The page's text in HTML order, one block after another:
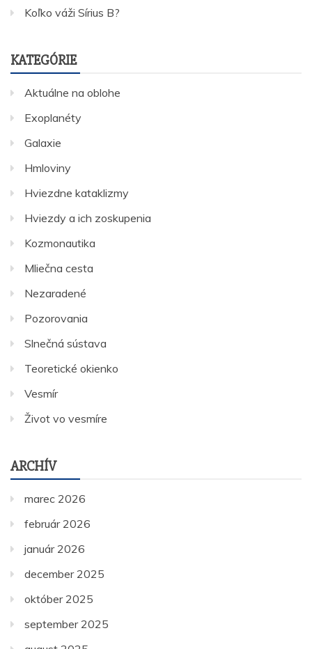
Koľko váži Sírius B?
KATEGÓRIE
Aktuálne na oblohe
Exoplanéty
Galaxie
Hmloviny
Hviezdne kataklizmy
Hviezdy a ich zoskupenia
Kozmonautika
Mliečna cesta
Nezaradené
Pozorovania
Slnečná sústava
Teoretické okienko
Vesmír
Život vo vesmíre
ARCHÍV
marec 2026
február 2026
január 2026
december 2025
október 2025
september 2025